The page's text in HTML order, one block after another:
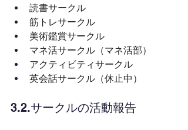
読書サークル
筋トレサークル
美術鑑賞サークル
マネ活サークル（マネ活部）
アクティビティサークル
英会話サークル（休止中）
3.2.サークルの活動報告